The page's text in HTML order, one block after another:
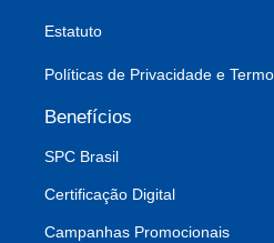
Estatuto
Políticas de Privacidade e
Benefícios
SPC Brasil
Certificação Digital
Campanhas Promocionais